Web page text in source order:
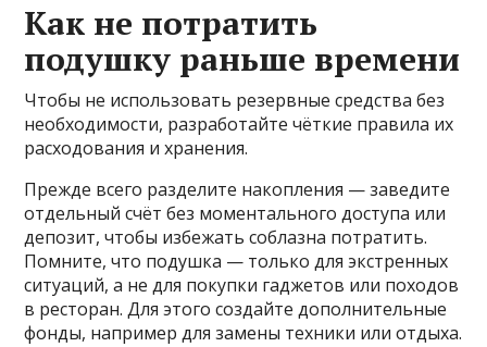
Как не потратить
подушку раньше времени
Чтобы не использовать резервные средства без
необходимости, разработайте чёткие правила их
расходования и хранения.
Прежде всего разделите накопления — заведите
отдельный счёт без моментального доступа или
депозит, чтобы избежать соблазна потратить.
Помните, что подушка — только для экстренных
ситуаций, а не для покупки гаджетов или походов
в ресторан. Для этого создайте дополнительные
фонды, например для замены техники или отдыха.